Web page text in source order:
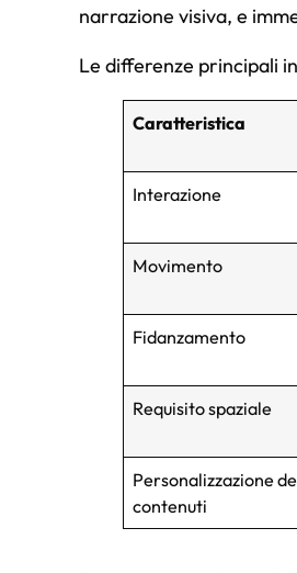
narrazione visiva, e
Le differenze principali
Caratteristica
Interazione
Movimento
Fidanzamento
Requisito spaziale
Personalizzazione
contenuti